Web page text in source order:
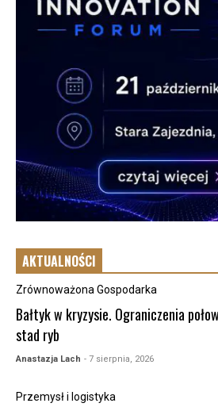
AKTUALNOŚCI
Zrównoważona Gospodarka
Bałtyk w kryzysie. Ograniczenia
stad ryb
Anastazja Lach - 7 sierpnia, 2026
Przemysł i logistyka